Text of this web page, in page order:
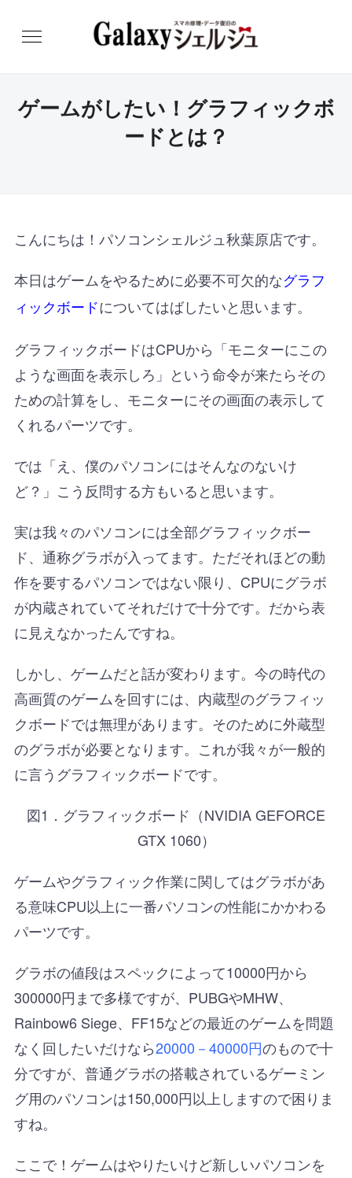
ゲームがしたい！グラフィックボ
ードとは？
こんにちは！パソコンシェルジュ秋葉原店です。
本日はゲームをやるために必要不可欠的なグラフ
ィックボードについてはばしたいと思います。
グラフィックボードはCPUから「モニターにこの
ような画面を表示しろ」という命令が来たらその
ための計算をし、モニターにその画面の表示して
くれるパーツです。
では「え、僕のパソコンにはそんなのないけ
ど？」こう反問する方もいると思います。
実は我々のパソコンには全部グラフィックボー
ド、通称グラボが入ってます。ただそれほどの動
作を要するパソコンではない限り、CPUにグラボ
が内蔵されていてそれだけで十分です。だから表
に見えなかったんですね。
しかし、ゲームだと話が変わります。今の時代の
高画質のゲームを回すには、内蔵型のグラフィッ
クボードでは無理があります。そのために外蔵型
のグラボが必要となります。これが我々が一般的
に言うグラフィックボードです。
図1．グラフィックボード（NVIDIA GEFORCE
GTX 1060）
ゲームやグラフィック作業に関してはグラボがあ
る意味CPU以上に一番パソコンの性能にかかわる
パーツです。
グラボの値段はスペックによって10000円から
300000円まで多様ですが、PUBGやMHW、
Rainbow6 Siege、FF15などの最近のゲームを問題
なく回したいだけなら20000－40000円のもので十
分ですが、普通グラボの搭載されているゲーミン
グ用のパソコンは150,000円以上しますので困りま
すね。
ここで！ゲームはやりたいけど新しいパソコンを